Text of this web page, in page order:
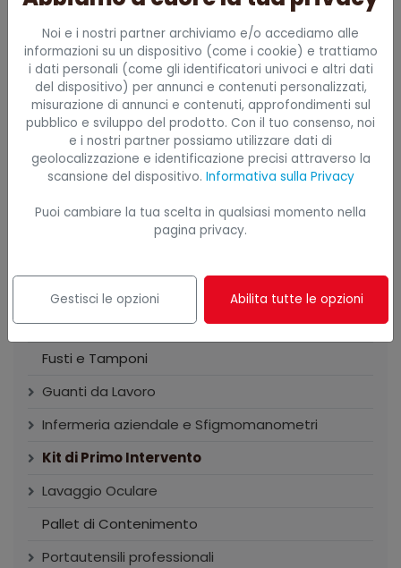
Deviatore di perdite
Dispenser e Asciugatori
Dispositivi Retrattili
Docce e Lavaocchi
DPI - Mascherine e Respiratori
DPI - Protezione Acustica
Fialette
FIT TEST obbligatorio
Fusti e Tamponi
Guanti da Lavoro
Infermeria aziendale e Sfigmomanometri
Kit di Primo Intervento
Lavaggio Oculare
Pallet di Contenimento
Portautensili professionali
Noi e i nostri partner archiviamo e/o accediamo alle
informazioni su un dispositivo (come i cookie) e trattiamo
i dati personali (come gli identificatori univoci e altri dati
del dispositivo) per annunci e contenuti personalizzati,
misurazione di annunci e contenuti, approfondimenti sul
pubblico e sviluppo del prodotto. Con il tuo consenso, noi
e i nostri partner possiamo utilizzare dati di
geolocalizzazione e identificazione precisi attraverso la
scansione del dispositivo. Informativa sulla Privacy
Puoi cambiare la tua scelta in qualsiasi momento nella
pagina privacy.
Gestisci le opzioni Abilita tutte le opzioni